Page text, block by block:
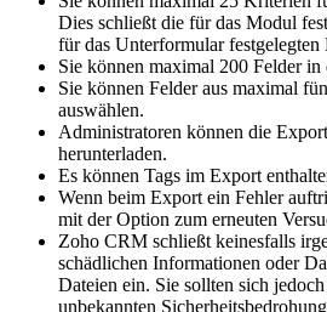
Dies schließt die für das Modul
für das Unterformular
Sie können maximal 200 Felder
Sie können Felder aus maximal
auswählen.
Administratoren können die
herunterladen.
Es können Tags im Export
Wenn beim Export ein Fehler
mit der Option zum erneuten
Zoho CRM schließt keinesfalls
schädlichen Informationen oder
Dateien ein. Sie sollten sich
unbekannten